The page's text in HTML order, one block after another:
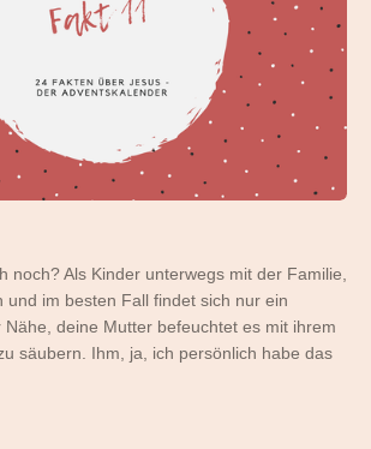
noch? Als Kinder unterwegs mit der Familie,
und im besten Fall findet sich nur ein
Nähe, deine Mutter befeuchtet es mit ihrem
säubern. Ihm, ja, ich persönlich habe das